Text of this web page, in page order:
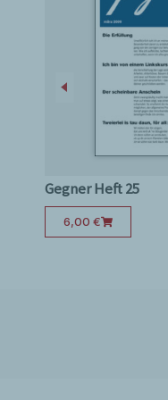
40 Jochen Berg
Abbildungen:D.
38/39; Heike
Gegner Heft 25
6,00 €